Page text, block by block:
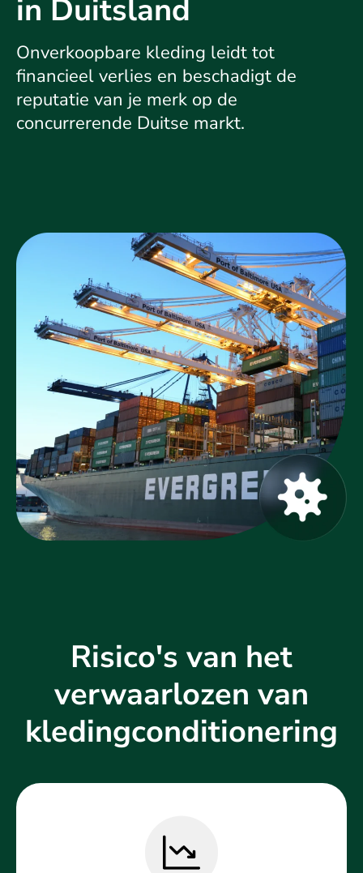
in Duitsland
Onverkoopbare kleding leidt tot
financieel verlies en beschadigt de
reputatie van je merk op de
concurrerende Duitse markt.
Risico's van het
verwaarlozen van
kledingconditionering